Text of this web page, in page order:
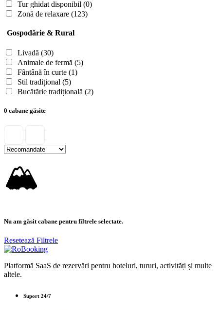
Tur ghidat disponibil (0)
Zonă de relaxare (123)
Gospodărie & Rural
Livadă (30)
Animale de fermă (5)
Fântână în curte (1)
Stil tradițional (5)
Bucătărie tradițională (2)
0 cabane găsite
🏔
Nu am găsit cabane pentru filtrele selectate.
Resetează Filtrele
Platformă SaaS de rezervări pentru hoteluri, tururi, activități și multe
altele.
Suport 24/7